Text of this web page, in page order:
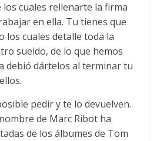
cuales rellenarte la firma
en ella. Tu tienes que
los cuales detalle toda la
sueldo, de lo que hemos
debió dártelos al terminar tu
pedir y te lo devuelven.
de Marc Ribot ha
de los álbumes de Tom